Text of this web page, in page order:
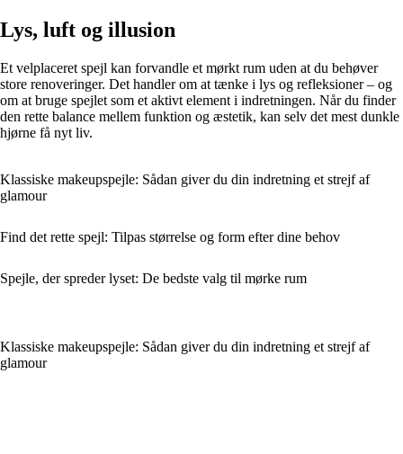
Lys, luft og illusion
Et velplaceret spejl kan forvandle et mørkt rum uden at du behøver
store renoveringer. Det handler om at tænke i lys og refleksioner – og
om at bruge spejlet som et aktivt element i indretningen. Når du finder
den rette balance mellem funktion og æstetik, kan selv det mest dunkle
hjørne få nyt liv.
Klassiske makeupspejle: Sådan giver du din indretning et strejf af
glamour
Find det rette spejl: Tilpas størrelse og form efter dine behov
Spejle, der spreder lyset: De bedste valg til mørke rum
Klassiske makeupspejle: Sådan giver du din indretning et strejf af
glamour